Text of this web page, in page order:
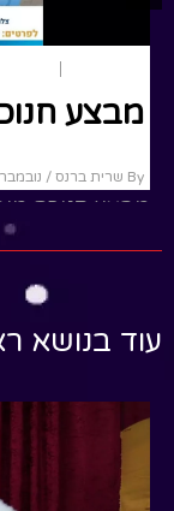
מבצע
By שרית ברנס / נובמבר 14, 2021
מבצע חנוכה
ברנס ושלומי
עוד בנושא